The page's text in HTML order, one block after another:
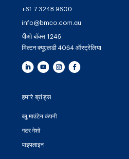
+61 7 3248 9600
info@bmco.com.au
पीओ बॉक्स 1246
मिल्टन क्यूएलडी 4064 ऑस्ट्रेलिया
हमारे ब्रांड्स
ब्लू माउंटेन कंपनी
गटर मेशो
पाइपलाइन